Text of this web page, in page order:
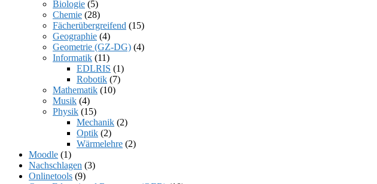
Biologie (5)
Chemie (28)
Fächerübergreifend (15)
Geographie (4)
Geometrie (GZ-DG) (4)
Informatik (11)
EDLRIS (1)
Robotik (7)
Mathematik (10)
Musik (4)
Physik (15)
Mechanik (2)
Optik (2)
Wärmelehre (2)
Moodle (1)
Nachschlagen (3)
Onlinetools (9)